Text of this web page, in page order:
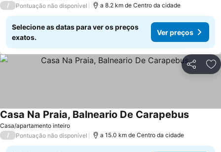
/ Pontuação não disponível a 8.2 km de Centro da cidade
Selecione as datas para ver os preços
exatos.
Ver preços
Partilhar
Casa/apartamento inteiro
Casa Na Praia, Balneario De Carapebus
/ Pontuação não disponível a 15.0 km de Centro da cidade